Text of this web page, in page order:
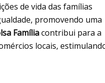
de vida das famílias
promovendo uma
Famíliacontribui para a
locais,